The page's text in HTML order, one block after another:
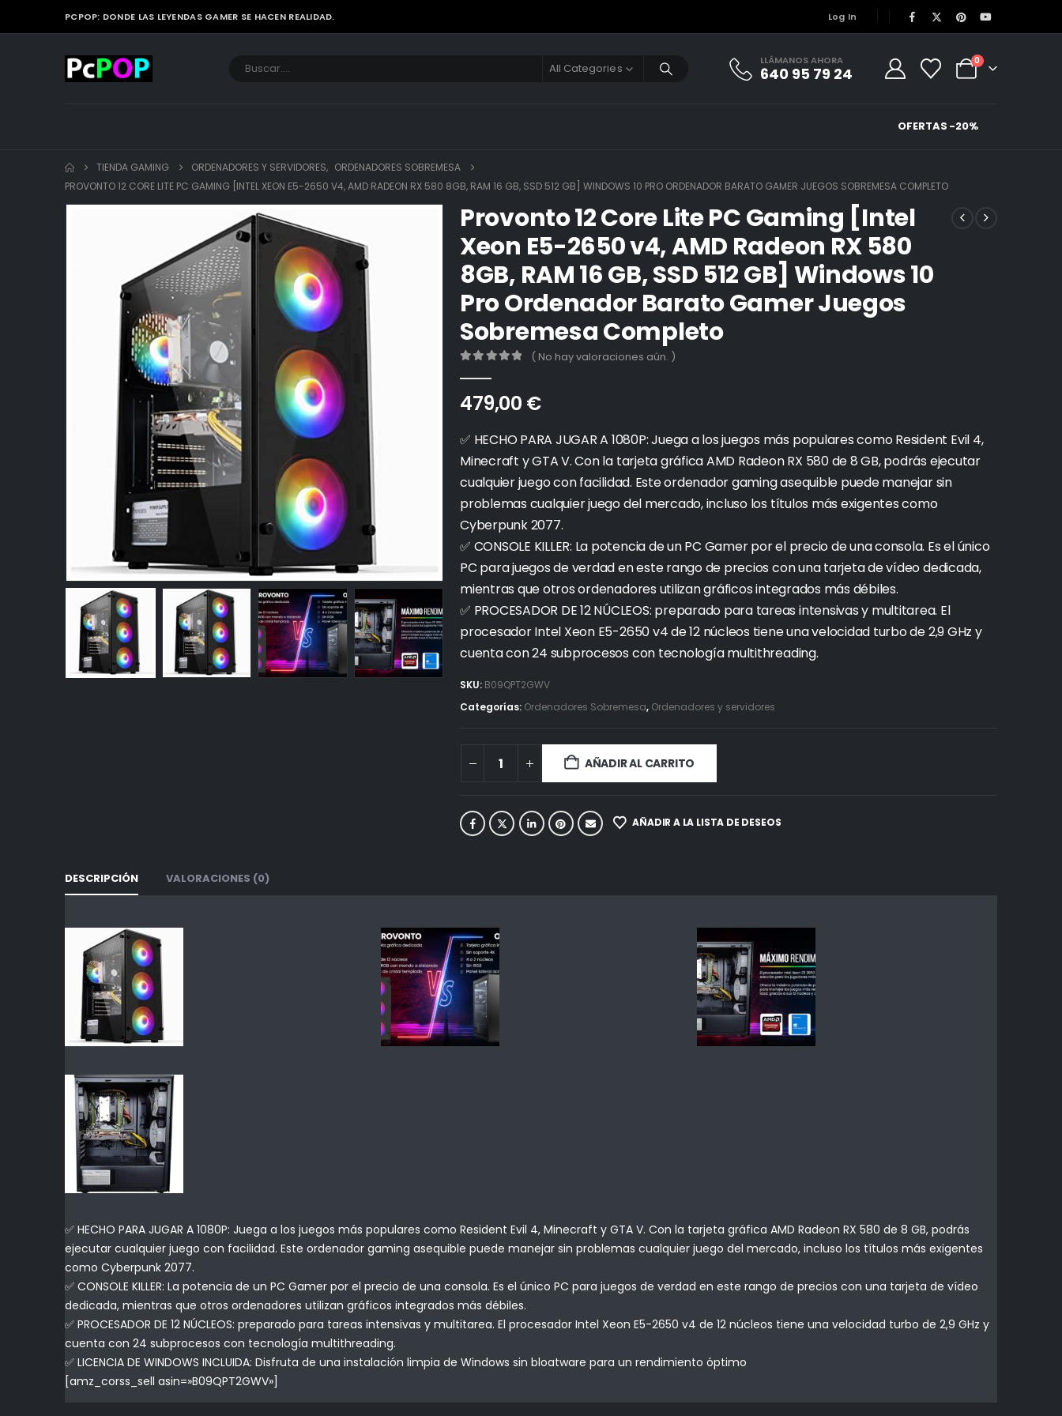
PCPOP: DONDE LAS LEYENDAS GAMER SE HACEN REALIDAD. Log In
All Categories
LLÁMANOS AHORA
640 95 79 24
0
OFERTAS -20%
TIENDA GAMING ORDENADORES Y SERVIDORES, ORDENADORES SOBREMESA
PROVONTO 12 CORE LITE PC GAMING [INTEL XEON E5-2650 V4, AMD RADEON RX 580 8GB, RAM 16 GB, SSD 512 GB] WINDOWS 10 PRO ORDENADOR BARATO GAMER JUEGOS SOBREMESA COMPLETO
Provonto 12 Core Lite PC Gaming [Intel
Xeon E5-2650 v4, AMD Radeon RX 580
8GB, RAM 16 GB, SSD 512 GB] Windows 10
Pro Ordenador Barato Gamer Juegos
Sobremesa Completo
( No hay valoraciones aún. )
479,00 €
✅ HECHO PARA JUGAR A 1080P: Juega a los juegos más populares como Resident Evil 4,
Minecraft y GTA V. Con la tarjeta gráfica AMD Radeon RX 580 de 8 GB, podrás ejecutar
cualquier juego con facilidad. Este ordenador gaming asequible puede manejar sin
problemas cualquier juego del mercado, incluso los títulos más exigentes como
Cyberpunk 2077.
✅ CONSOLE KILLER: La potencia de un PC Gamer por el precio de una consola. Es el único
PC para juegos de verdad en este rango de precios con una tarjeta de vídeo dedicada,
mientras que otros ordenadores utilizan gráficos integrados más débiles.
✅ PROCESADOR DE 12 NÚCLEOS: preparado para tareas intensivas y multitarea. El
procesador Intel Xeon E5-2650 v4 de 12 núcleos tiene una velocidad turbo de 2,9 GHz y
cuenta con 24 subprocesos con tecnología multithreading.
SKU: B09QPT2GWV
Categorías: Ordenadores Sobremesa, Ordenadores y servidores
AÑADIR AL CARRITO
AÑADIR A LA LISTA DE DESEOS
DESCRIPCIÓN VALORACIONES (0)
✅ HECHO PARA JUGAR A 1080P: Juega a los juegos más populares como Resident Evil 4, Minecraft y GTA V. Con la tarjeta gráfica AMD Radeon RX 580 de 8 GB, podrás
ejecutar cualquier juego con facilidad. Este ordenador gaming asequible puede manejar sin problemas cualquier juego del mercado, incluso los títulos más exigentes
como Cyberpunk 2077.
✅ CONSOLE KILLER: La potencia de un PC Gamer por el precio de una consola. Es el único PC para juegos de verdad en este rango de precios con una tarjeta de vídeo
dedicada, mientras que otros ordenadores utilizan gráficos integrados más débiles.
✅ PROCESADOR DE 12 NÚCLEOS: preparado para tareas intensivas y multitarea. El procesador Intel Xeon E5-2650 v4 de 12 núcleos tiene una velocidad turbo de 2,9 GHz y
cuenta con 24 subprocesos con tecnología multithreading.
✅ LICENCIA DE WINDOWS INCLUIDA: Disfruta de una instalación limpia de Windows sin bloatware para un rendimiento óptimo
[amz_corss_sell asin=»B09QPT2GWV»]